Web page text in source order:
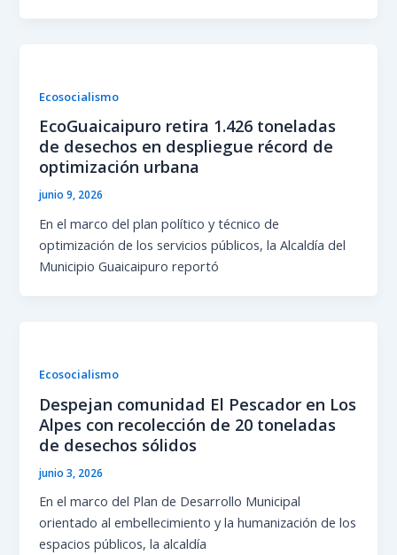
Ecosocialismo
EcoGuaicaipuro retira 1.426 toneladas
de desechos en despliegue récord de
optimización urbana
junio 9, 2026
En el marco del plan político y técnico de
optimización de los servicios públicos, la Alcaldía del
Municipio Guaicaipuro reportó
Ecosocialismo
Despejan comunidad El Pescador en Los
Alpes con recolección de 20 toneladas
de desechos sólidos
junio 3, 2026
En el marco del Plan de Desarrollo Municipal
orientado al embellecimiento y la humanización de los
espacios públicos, la alcaldía